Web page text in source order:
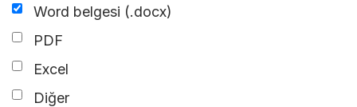
Word belgesi (.docx)
PDF
Excel
Diğer